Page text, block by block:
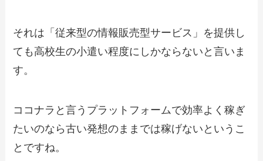
それは「従来型の情報販売型サービス」を提供し
ても高校生の小遣い程度にしかならないと言いま
す。
ココナラと言うプラットフォームで効率よく稼ぎ
たいのなら古い発想のままでは稼げないというこ
とですね。